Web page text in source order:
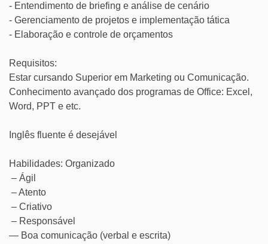
- Entendimento de briefing e análise de cenário
- Gerenciamento de projetos e implementação tática
- Elaboração e controle de orçamentos
Requisitos:
Estar cursando Superior em Marketing ou Comunicação.
Conhecimento avançado dos programas de Office: Excel,
Word, PPT e etc.
Inglês fluente é desejável
Habilidades: Organizado
– Ágil
– Atento
– Criativo
– Responsável
— Boa comunicação (verbal e escrita)